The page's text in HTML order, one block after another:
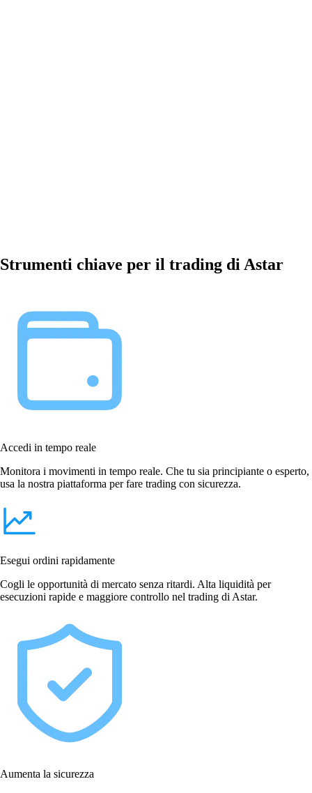
Strumenti chiave per il trading di Astar
Accedi in tempo reale
Monitora i movimenti in tempo reale. Che tu sia principiante o esperto,
usa la nostra piattaforma per fare trading con sicurezza.
Esegui ordini rapidamente
Cogli le opportunità di mercato senza ritardi. Alta liquidità per
esecuzioni rapide e maggiore controllo nel trading di Astar.
Aumenta la sicurezza